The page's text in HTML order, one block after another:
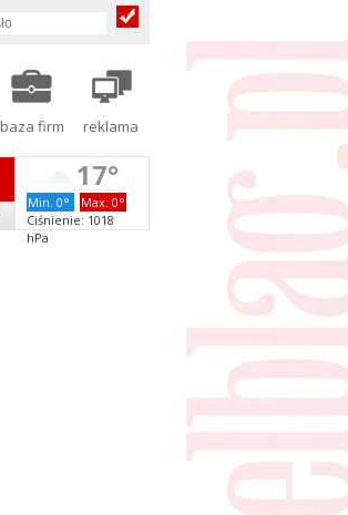
baza firm reklama
17°
Min. 0°
Max. 0°
Ciśnienie: 1018
hPa